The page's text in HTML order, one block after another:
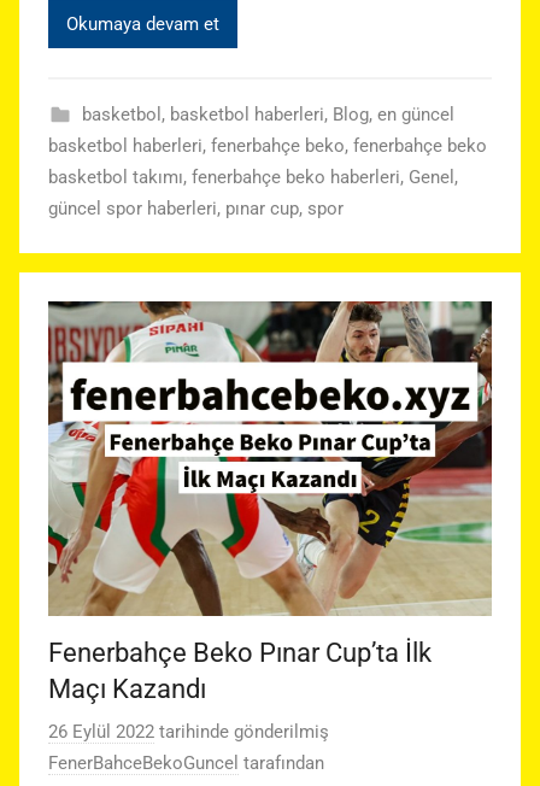
Okumaya devam et
basketbol , basketbol haberleri, Blog, en güncel
basketbol haberleri, fenerbahçe beko, fenerbahçe beko
basketbol takımı, fenerbahçe beko haberleri, Genel ,
güncel spor haberleri, pınar cup, spor
Fenerbahçe Beko Pınar Cup’ta İlk
Maçı Kazandı
26 Eylül 2022 tarihinde gönderilmiş
FenerBahceBekoGuncel tarafından